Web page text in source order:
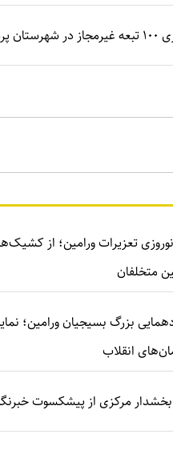
پردیس
تعزیرات ورامین؛ از
متخلفان
بزرگ بسیجیان ورامین؛
انقلاب
مرکزی از پیشکسوت